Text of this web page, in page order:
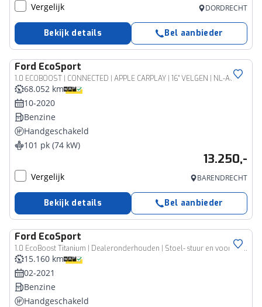
Vergelijk DORDRECHT
Bekijk details Bel aanbieder
Ford EcoSport
1.0 ECOBOOST | CONNECTED | APPLE CARPLAY | 16'' VELGEN | NL-AUTO |
68.052 km
10-2020
Benzine
Handgeschakeld
101 pk (74 kW)
13.250,-
Vergelijk BARENDRECHT
Bekijk details Bel aanbieder
Ford EcoSport
1.0 EcoBoost Titanium | Dealeronderhouden | Stoel- stuur en voorruitverwarming | Navigatie | Hoge instap
15.160 km
02-2021
Benzine
Handgeschakeld